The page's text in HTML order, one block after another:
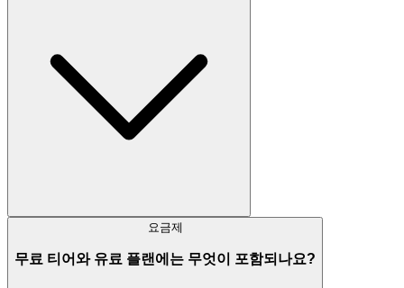
요금제
무료 티어와 유료 플랜에는 무엇이 포함되나요?